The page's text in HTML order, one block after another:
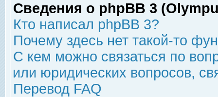
Сведения о phpBB 3
Кто написал phpBB 3?
Почему здесь нет такой-то
С кем можно связаться по
или юридических вопросов,
Перевод FAQ